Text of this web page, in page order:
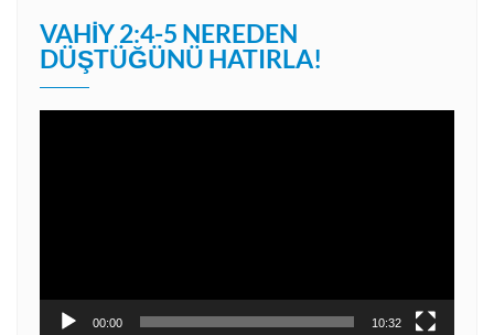
VAHIY 2:4-5 NEREDEN
DÜŞTÜĞÜNÜ HATIRLA!
00:00 10:32